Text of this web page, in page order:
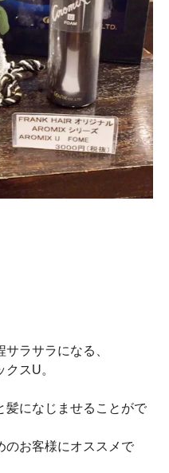
ラサラになる、
スU。
髪になじませることがで
のお客様にオススメで